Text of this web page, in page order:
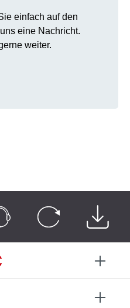
einfach auf den
eine Nachricht.
weiter.